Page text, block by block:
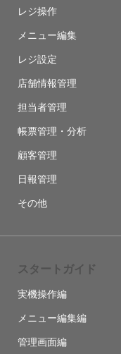
レジ操作
メニュー編集
レジ設定
店舗情報管理
担当者管理
帳票管理・分析
顧客管理
日報管理
その他
スタートガイド
実機操作編
メニュー編集編
管理画面編